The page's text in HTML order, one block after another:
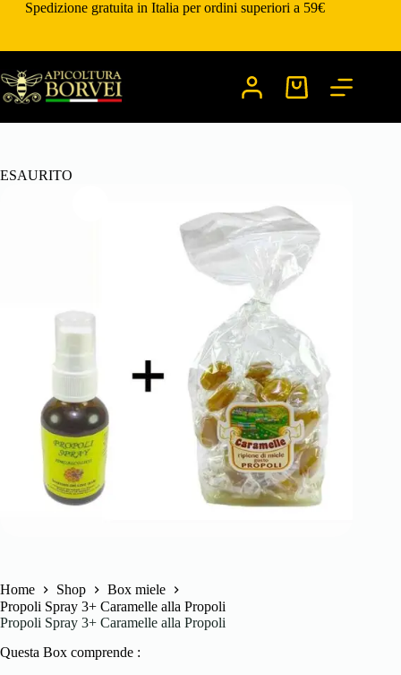
SaltaSpedizione gratuita in Italia per ordini superiori a 59€
Carrello
ESAURITO
Home Shop
Box miele
Propoli Spray 3+ Caramelle alla Propoli
Propoli Spray 3+ Caramelle alla Propoli
Questa Box comprende :